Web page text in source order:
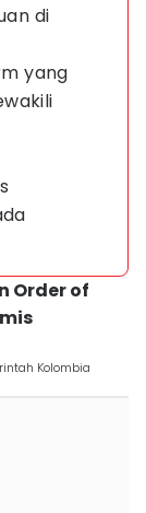
di
yang
Order of
Kolombia